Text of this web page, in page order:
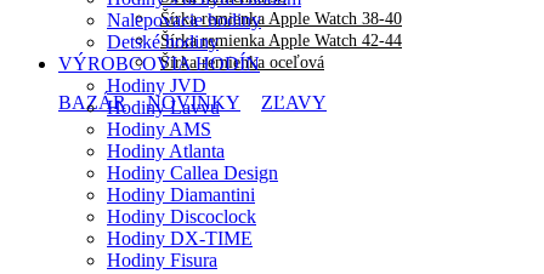
Šírka remienka Apple Watch 38-40
Šírka remienka Apple Watch 42-44
Šírka remienka oceľová
BAZÁR NOVINKY ZĽAVY
Nalepovacie hodiny
Detské hodiny
VÝROBCOVIA HODÍN
Hodiny JVD
Hodiny Lavvu
Hodiny AMS
Hodiny Atlanta
Hodiny Callea Design
Hodiny Diamantini
Hodiny Discoclock
Hodiny DX-TIME
Hodiny Fisura